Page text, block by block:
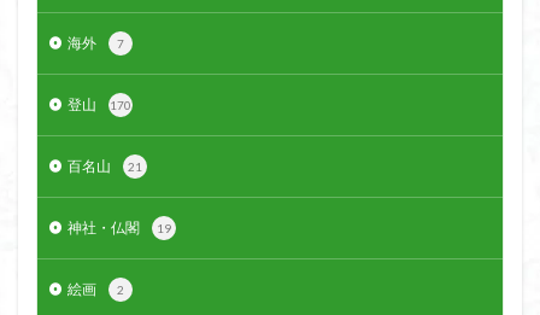
海外 7
登山 170
百名山 21
神社・仏閣 19
絵画 2